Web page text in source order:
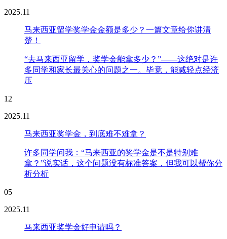
2025.11
马来西亚留学奖学金金额是多少？一篇文章给你讲清
楚！
“去马来西亚留学，奖学金能拿多少？”——这绝对是许
多同学和家长最关心的问题之一。毕竟，能减轻点经济
压
12
2025.11
马来西亚奖学金，到底难不难拿？
许多同学问我：“马来西亚的奖学金是不是特别难
拿？”说实话，这个问题没有标准答案，但我可以帮你分
析分析
05
2025.11
马来西亚奖学金好申请吗？